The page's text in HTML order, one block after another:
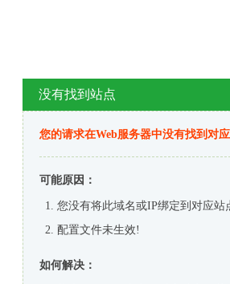
没有找到站点
您的请求在Web服务器中没有找到对
可能原因：
您没有将此域名或IP绑定到对应站
配置文件未生效!
如何解决：